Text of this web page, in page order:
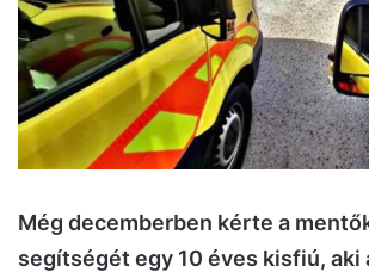
Még decemberben kérte a
segítségét egy 10 éves kisfiú, aki